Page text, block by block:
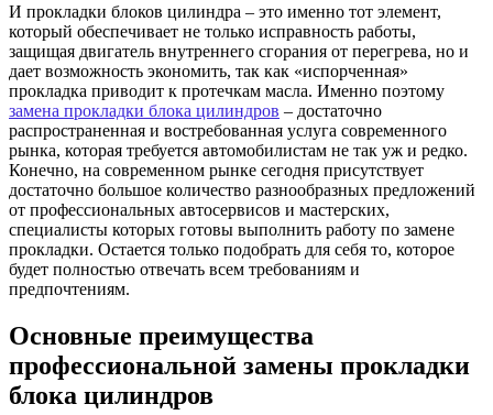
И прокладки блоков цилиндра – это именно тот элемент,
который обеспечивает не только исправность работы,
защищая двигатель внутреннего сгорания от перегрева, но и
дает возможность экономить, так как «испорченная»
прокладка приводит к протечкам масла. Именно поэтому
замена прокладки блока цилиндров – достаточно
распространенная и востребованная услуга современного
рынка, которая требуется автомобилистам не так уж и редко.
Конечно, на современном рынке сегодня присутствует
достаточно большое количество разнообразных предложений
от профессиональных автосервисов и мастерских,
специалисты которых готовы выполнить работу по замене
прокладки. Остается только подобрать для себя то, которое
будет полностью отвечать всем требованиям и
предпочтениям.
Основные преимущества
профессиональной замены прокладки
блока цилиндров